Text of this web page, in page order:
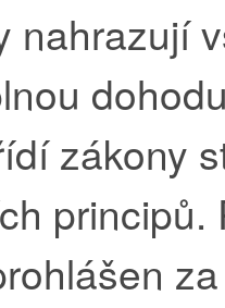
nahrazují
zákony